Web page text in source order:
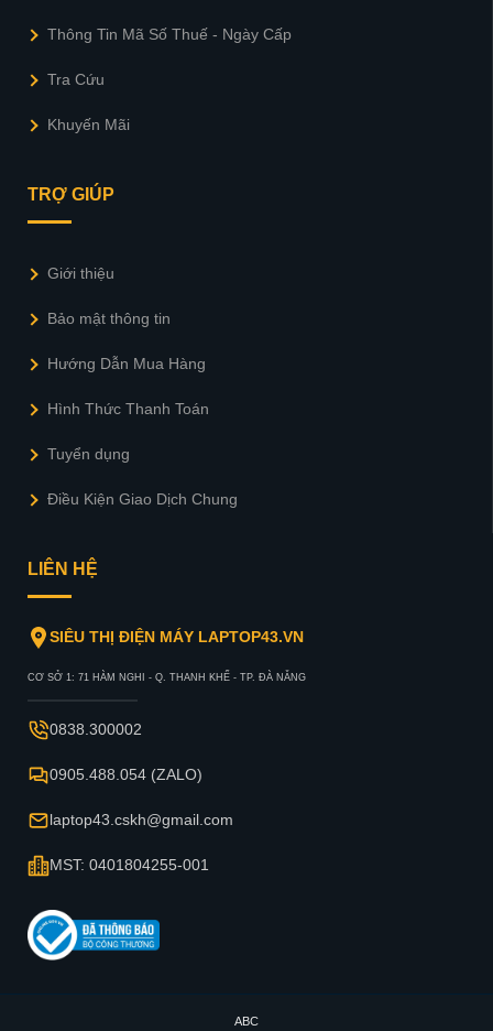
Thông Tin Mã Số Thuế - Ngày Cấp
Tra Cứu
Khuyến Mãi
TRỢ GIÚP
Giới thiệu
Bảo mật thông tin
Hướng Dẫn Mua Hàng
Hình Thức Thanh Toán
Tuyển dụng
Điều Kiện Giao Dịch Chung
LIÊN HỆ
SIÊU THỊ ĐIỆN MÁY LAPTOP43.VN
CƠ SỞ 1: 71 HÀM NGHI - Q. THANH KHẾ - TP. ĐÀ NẴNG
0838.300002
0905.488.054 (ZALO)
laptop43.cskh@gmail.com
MST: 0401804255-001
ABC